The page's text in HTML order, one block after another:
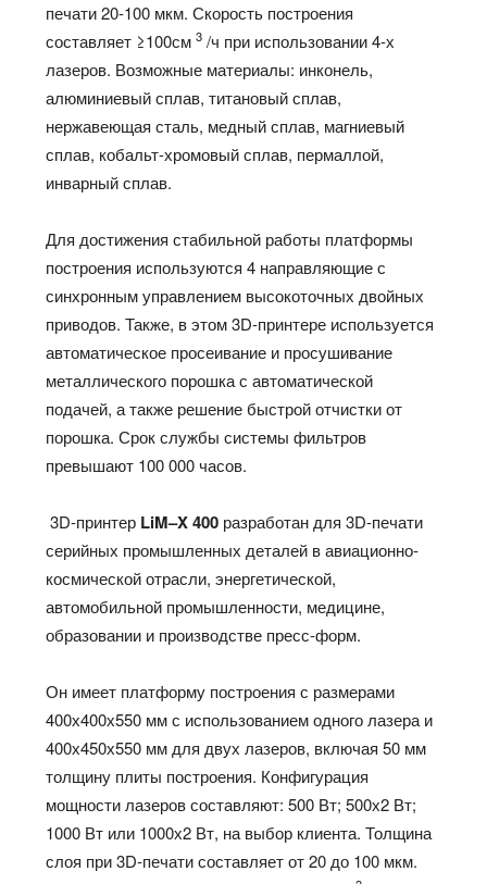
печати 20-100 мкм. Скорость построения
составляет ≥100см3 /ч при использовании 4-х
лазеров. Возможные материалы: инконель,
алюминиевый сплав, титановый сплав,
нержавеющая сталь, медный сплав, магниевый
сплав, кобальт-хромовый сплав, пермаллой,
инварный сплав.
Для достижения стабильной работы платформы
построения используются 4 направляющие с
синхронным управлением высокоточных двойных
приводов. Также, в этом 3D-принтере используется
автоматическое просеивание и просушивание
металлического порошка с автоматической
подачей, а также решение быстрой отчистки от
порошка. Срок службы системы фильтров
превышают 100 000 часов.
3D-принтер LiM–X400 разработан для 3D-печати
серийных промышленных деталей в авиационно-
космической отрасли, энергетической,
автомобильной промышленности, медицине,
образовании и производстве пресс-форм.
Он имеет платформу построения с размерами
400х400х550 мм с использованием одного лазера и
400х450х550 мм для двух лазеров, включая 50 мм
толщину плиты построения. Конфигурация
мощности лазеров составляют: 500 Вт; 500х2 Вт;
1000 Вт или 1000х2 Вт, на выбор клиента. Толщина
слоя при 3D-печати составляет от 20 до 100 мкм.